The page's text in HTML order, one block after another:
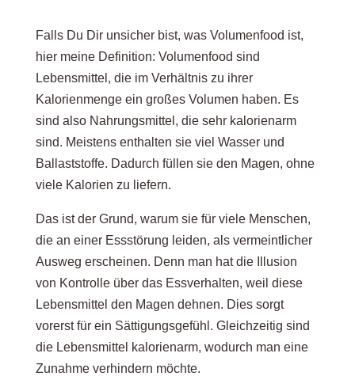
Falls Du Dir unsicher bist, was Volumenfood ist,
hier meine Definition: Volumenfood sind
Lebensmittel, die im Verhältnis zu ihrer
Kalorienmenge ein großes Volumen haben. Es
sind also Nahrungsmittel, die sehr kalorienarm
sind. Meistens enthalten sie viel Wasser und
Ballaststoffe. Dadurch füllen sie den Magen, ohne
viele Kalorien zu liefern.
Das ist der Grund, warum sie für viele Menschen,
die an einer Essstörung leiden, als vermeintlicher
Ausweg erscheinen. Denn man hat die Illusion
von Kontrolle über das Essverhalten, weil diese
Lebensmittel den Magen dehnen. Dies sorgt
vorerst für ein Sättigungsgefühl. Gleichzeitig sind
die Lebensmittel kalorienarm, wodurch man eine
Zunahme verhindern möchte.